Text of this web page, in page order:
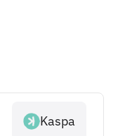
Kaspa